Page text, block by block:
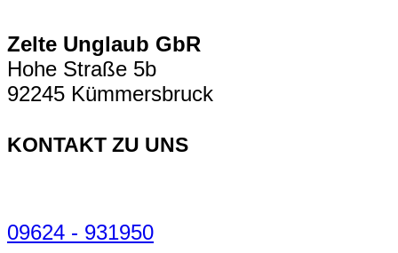
Zelte Unglaub GbR
Hohe Straße 5b
92245 Kümmersbruck
KONTAKT ZU UNS
09624 - 931950